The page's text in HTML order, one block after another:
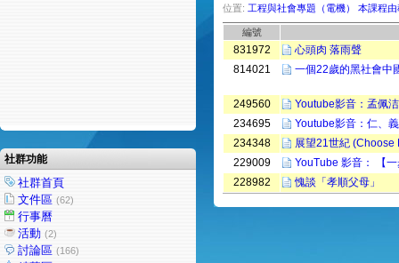
社群功能
社群首頁
文件區 (62)
行事曆
活動 (2)
討論區 (166)
位置: 工程與社會專題（電機） 本課程
編號
831972
心頭肉 落雨聲
814021
一個22歲的黑社會中
249560
Youtube影音：孟佩
234695
Youtube影音：仁、
234348
展望21世紀 (Choose
229009
YouTube 影音： 【
228982
愧談「孝順父母」